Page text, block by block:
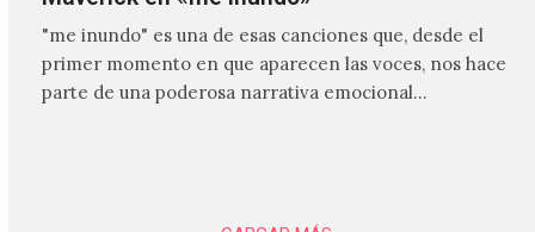
"me inundo" es una de esas canciones que, desde el
primer momento en que aparecen las voces, nos hace
parte de una poderosa narrativa emocional…